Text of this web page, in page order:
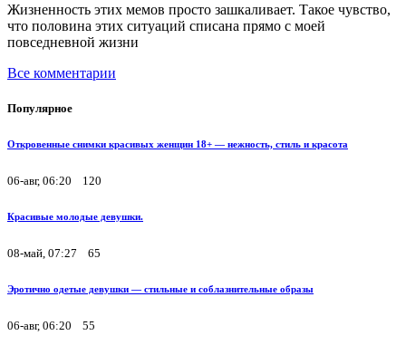
Жизненность этих мемов просто зашкаливает. Такое чувство,
что половина этих ситуаций списана прямо с моей
повседневной жизни
Все комментарии
Популярное
Откровенные снимки красивых женщин 18+ — нежность, стиль и красота
06-авг, 06:20 120
Красивые молодые девушки.
08-май, 07:27 65
Эротично одетые девушки — стильные и соблазнительные образы
06-авг, 06:20 55